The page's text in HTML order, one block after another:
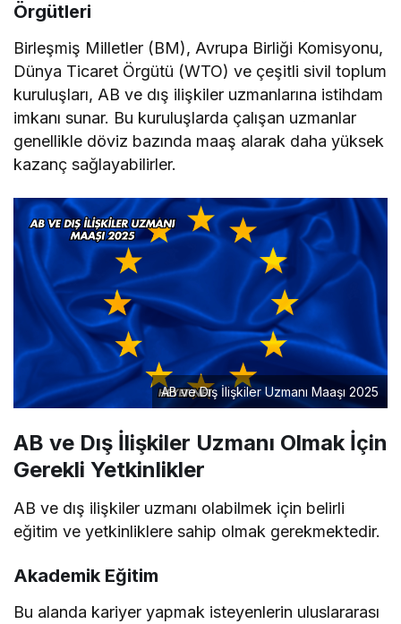
Örgütleri
Birleşmiş Milletler (BM), Avrupa Birliği Komisyonu,
Dünya Ticaret Örgütü (WTO) ve çeşitli sivil toplum
kuruluşları, AB ve dış ilişkiler uzmanlarına istihdam
imkanı sunar. Bu kuruluşlarda çalışan uzmanlar
genellikle döviz bazında maaş alarak daha yüksek
kazanç sağlayabilirler.
AB ve Dış İlişkiler Uzmanı Maaşı 2025
AB ve Dış İlişkiler Uzmanı Olmak İçin
Gerekli Yetkinlikler
AB ve dış ilişkiler uzmanı olabilmek için belirli
eğitim ve yetkinliklere sahip olmak gerekmektedir.
Akademik Eğitim
Bu alanda kariyer yapmak isteyenlerin uluslararası